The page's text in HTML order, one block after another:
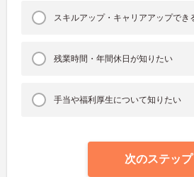
スキルアップ・キャリアアップでき
残業時間・年間休日が知りたい
手当や福利厚生について知りたい
次のステップ